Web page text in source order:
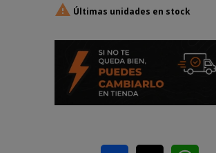
 Últimas unidades en stock